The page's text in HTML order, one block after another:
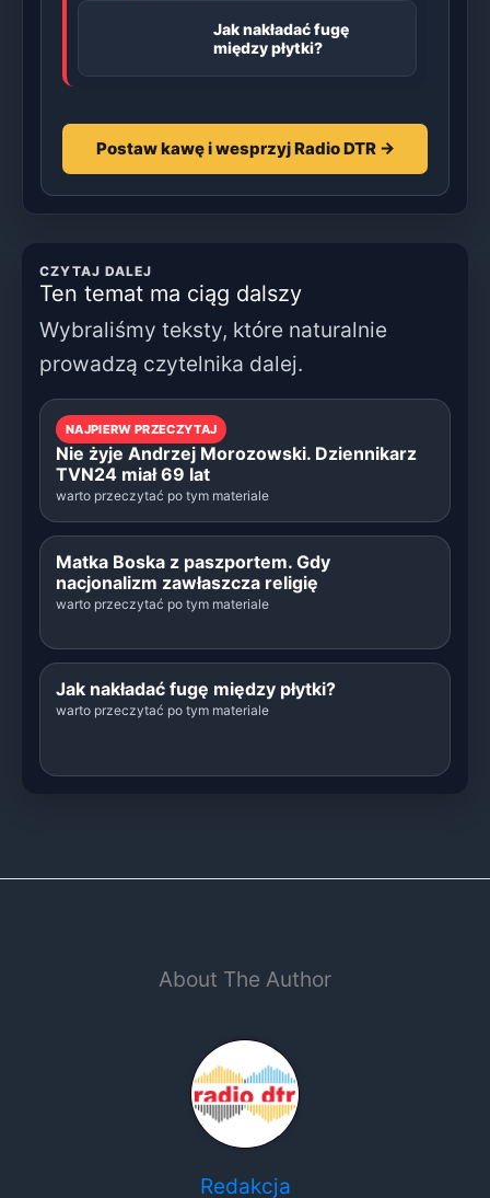
Jak nakładać fugę
między płytki?
Postaw kawę i wesprzyj Radio DTR →
CZYTAJ DALEJ
Ten temat ma ciąg dalszy
Wybraliśmy teksty, które naturalnie
prowadzą czytelnika dalej.
NAJPIERW PRZECZYTAJ
Nie żyje Andrzej Morozowski. Dziennikarz
TVN24 miał 69 lat
warto przeczytać po tym materiale
Matka Boska z paszportem. Gdy
nacjonalizm zawłaszcza religię
warto przeczytać po tym materiale
Jak nakładać fugę między płytki?
warto przeczytać po tym materiale
About The Author
Redakcja